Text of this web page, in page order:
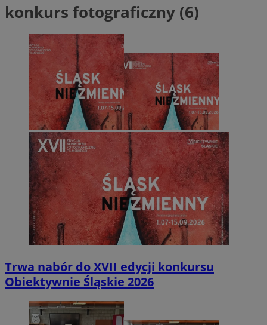
konkurs fotograficzny (6)
Trwa nabór do XVII edycji konkursu
Obiektywnie Śląskie 2026